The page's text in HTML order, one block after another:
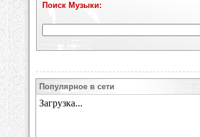
Поиск Музыки:
Популярное в сети